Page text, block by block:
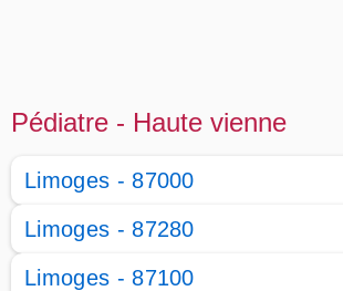
Pédiatre - Haute vienne
Limoges - 87000
Limoges - 87280
Limoges - 87100